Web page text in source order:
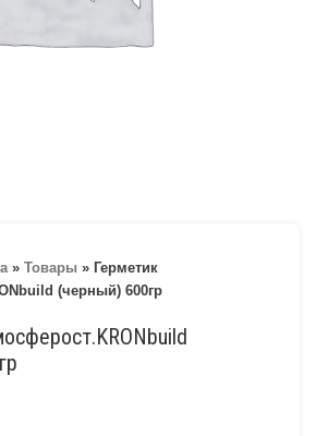
» Товары » Герметик
(черный) 600гр